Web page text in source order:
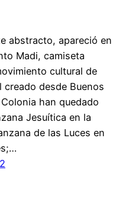
abstracto, apareció en
Madi, camiseta
cultural de
desde Buenos
han quedado
Jesuítica en la
de las Luces en